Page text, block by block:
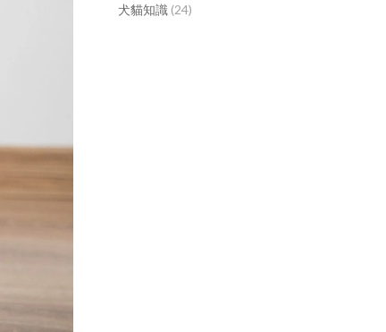
犬貓知識 (24)